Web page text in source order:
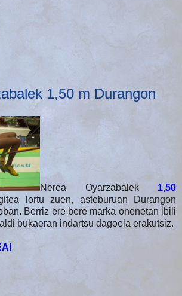
1,50 m Durangon
Nerea Oyarzabalek 1,50
lortu zuen, asteburuan Durangon
Berriz ere bere marka onenetan ibili
bukaeran indartsu dagoela erakutsiz.